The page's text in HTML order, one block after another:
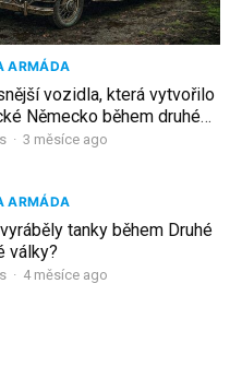
ARMÁDA
vozidla, která vytvořilo
Německo během druhé
války!
· 3 měsíce ago
ARMÁDA
tanky během Druhé
války?
· 4 měsíce ago